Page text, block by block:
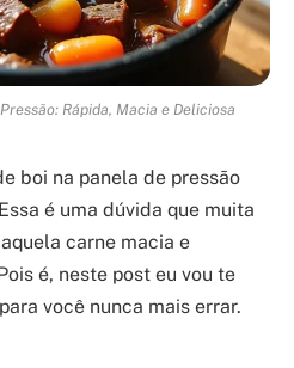
Rápida, Macia e Deliciosa
boi na panela de pressão
é uma dúvida que muita
carne macia e
é, neste post eu vou te
você nunca mais errar.